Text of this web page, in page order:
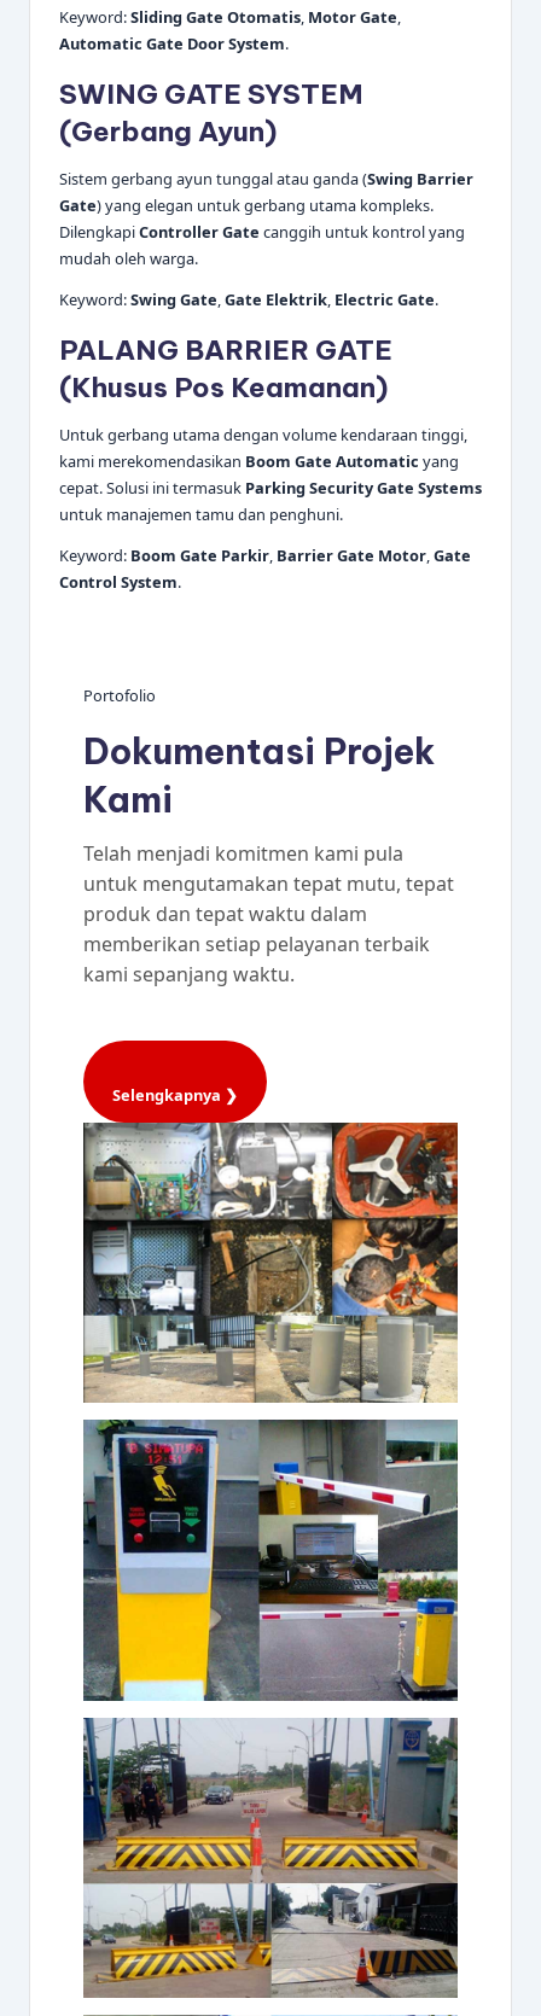
Keyword:Sliding Gate Otomatis Motor Gate
Automatic Gate Door System.
SWING GATE SYSTEM
(Gerbang Ayun)
Sistem gerbang ayun tunggal atau ganda (Swing Barrier
Gate) yang elegan untuk gerbang utama kompleks.
DilengkapiController Gate canggih untuk kontrol yang
mudah oleh warga.
Keyword:Swing Gate Gate Elektrik Electric Gate.
PALANG BARRIER GATE
(Khusus Pos Keamanan)
Untuk gerbang utama dengan volume kendaraan tinggi,
kami merekomendasikan Boom Gate Automatic yang
cepat. Solusi ini termasuk Parking Security Gate Systems
untuk manajemen tamu dan penghuni.
Keyword: Boom Gate Parkir Barrier Gate Motor Gate
Control System.
Portofolio
Dokumentasi Projek
Kami
Telah menjadi komitmen kami pula
untuk mengutamakan tepat mutu, tepat
produk dan tepat waktu dalam
memberikan setiap pelayanan terbaik
kami sepanjang waktu.
Selengkapnya ❯